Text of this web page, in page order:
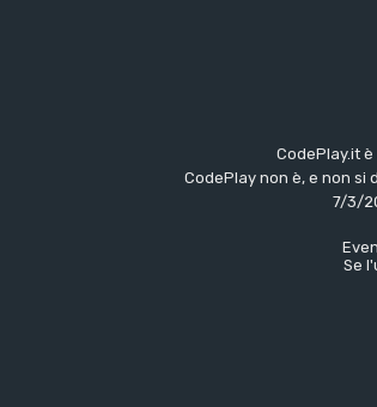
CodePlay.it
CodePlay non è, e non
7/3/
Se